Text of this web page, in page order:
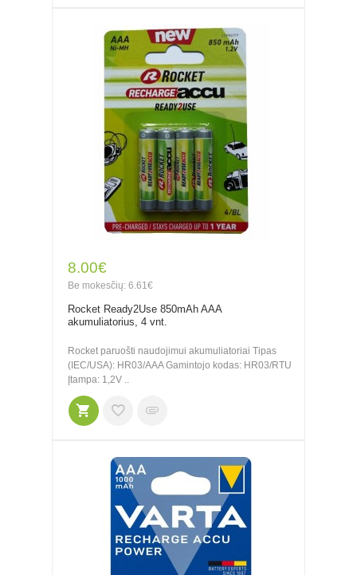
8.00€
Be mokesčių: 6.61€
Rocket Ready2Use 850mAh AAA
akumuliatorius, 4 vnt.
Rocket paruošti naudojimui akumuliatoriai Tipas
(IEC/USA): HR03/AAA Gamintojo kodas: HR03/RTU
Įtampa: 1,2V ..